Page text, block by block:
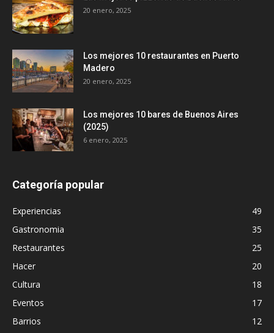
20 enero, 2025
Los mejores 10 restaurantes en Puerto
Madero
20 enero, 2025
Los mejores 10 bares de Buenos Aires
(2025)
6 enero, 2025
Categoría popular
Experiencias
49
Gastronomia
35
Restaurantes
25
Hacer
20
Cultura
18
Eventos
17
Barrios
12